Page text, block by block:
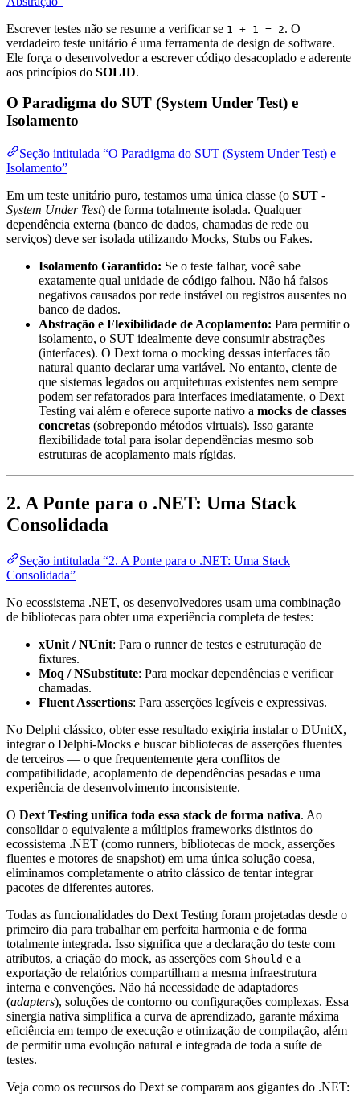
Escrever testes não se resume a verificar se 1 + 1 = 2. O
verdadeiro teste unitário é uma ferramenta de design de software.
Ele força o desenvolvedor a escrever código desacoplado e aderente
aos princípios do SOLID.
O Paradigma do SUT (System Under Test) e
Isolamento
Seção intitulada “O Paradigma do SUT (System Under Test) e
Isolamento”
Em um teste unitário puro, testamos uma única classe (o SUT -
System Under Test) de forma totalmente isolada. Qualquer
dependência externa (banco de dados, chamadas de rede ou
serviços) deve ser isolada utilizando Mocks, Stubs ou Fakes.
Isolamento Garantido: Se o teste falhar, você sabe
exatamente qual unidade de código falhou. Não há falsos
negativos causados por rede instável ou registros ausentes no
banco de dados.
Abstração e Flexibilidade de Acoplamento: Para permitir o
isolamento, o SUT idealmente deve consumir abstrações
(interfaces). O Dext torna o mocking dessas interfaces tão
natural quanto declarar uma variável. No entanto, ciente de
que sistemas legados ou arquiteturas existentes nem sempre
podem ser refatorados para interfaces imediatamente, o Dext
Testing vai além e oferece suporte nativo a mocks de classes
concretas (sobrepondo métodos virtuais). Isso garante
flexibilidade total para isolar dependências mesmo sob
estruturas de acoplamento mais rígidas.
2. A Ponte para o .NET: Uma Stack
Consolidada
Seção intitulada “2. A Ponte para o .NET: Uma Stack
Consolidada”
No ecossistema .NET, os desenvolvedores usam uma combinação
de bibliotecas para obter uma experiência completa de testes:
xUnit / NUnit: Para o runner de testes e estruturação de
fixtures.
Moq / NSubstitute: Para mockar dependências e verificar
chamadas.
Fluent Assertions: Para asserções legíveis e expressivas.
No Delphi clássico, obter esse resultado exigiria instalar o DUnitX,
integrar o Delphi-Mocks e buscar bibliotecas de asserções fluentes
de terceiros — o que frequentemente gera conflitos de
compatibilidade, acoplamento de dependências pesadas e uma
experiência de desenvolvimento inconsistente.
O Dext Testing unifica toda essa stack de forma nativa. Ao
consolidar o equivalente a múltiplos frameworks distintos do
ecossistema .NET (como runners, bibliotecas de mock, asserções
fluentes e motores de snapshot) em uma única solução coesa,
eliminamos completamente o atrito clássico de tentar integrar
pacotes de diferentes autores.
Todas as funcionalidades do Dext Testing foram projetadas desde o
primeiro dia para trabalhar em perfeita harmonia e de forma
totalmente integrada. Isso significa que a declaração do teste com
atributos, a criação do mock, as asserções com Should e a
exportação de relatórios compartilham a mesma infraestrutura
interna e convenções. Não há necessidade de adaptadores
(adapters), soluções de contorno ou configurações complexas. Essa
sinergia nativa simplifica a curva de aprendizado, garante máxima
eficiência em tempo de execução e otimização de compilação, além
de permitir uma evolução natural e integrada de toda a suíte de
testes.
Veja como os recursos do Dext se comparam aos gigantes do .NET: